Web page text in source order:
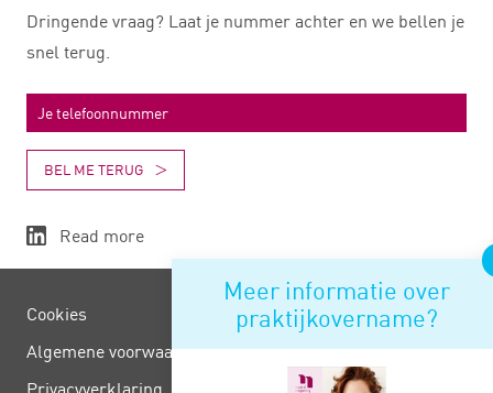
Meer informatie over
praktijkovername?
Dringende vraag? Laat je nummer achter en we bellen je
snel terug.
BEL ME TERUG
Read more
Cookies
Algemene voorwaarden